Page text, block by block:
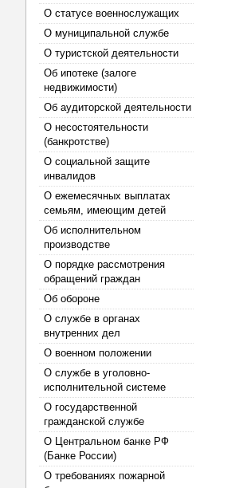
О статусе военнослужащих
О муниципальной службе
О туристской деятельности
Об ипотеке (залоге
недвижимости)
Об аудиторской деятельности
О несостоятельности
(банкротстве)
О социальной защите
инвалидов
О ежемесячных выплатах
семьям, имеющим детей
Об исполнительном
производстве
О порядке рассмотрения
обращений граждан
Об обороне
О службе в органах
внутренних дел
О военном положении
О службе в уголовно-
исполнительной системе
О государственной
гражданской службе
О Центральном банке РФ
(Банке России)
О требованиях пожарной